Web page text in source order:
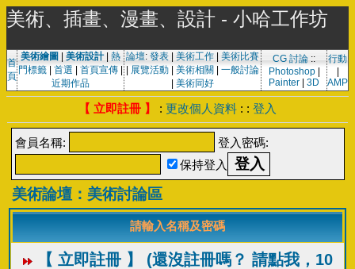
美術、插畫、漫畫、設計 - 小哈工作坊
首
頁
美術繪圖 美術設計| 熱
門標籤
首選 首頁宣傳
近期作品
論壇: 發表 美術工作
美術比賽
展覽活動 美術相關
一般討論
美術同好
CG 討論 ::
Photoshop|
Painter
3D
行動
AMP
【 立即註冊 】 : 更改個人資料 : : 登入
會員名稱:
登入密碼:
保持登入
美術論壇：美術討論區
請輸入名稱及密碼
【 立即註冊 】 (還沒註冊嗎？ 請點我，10